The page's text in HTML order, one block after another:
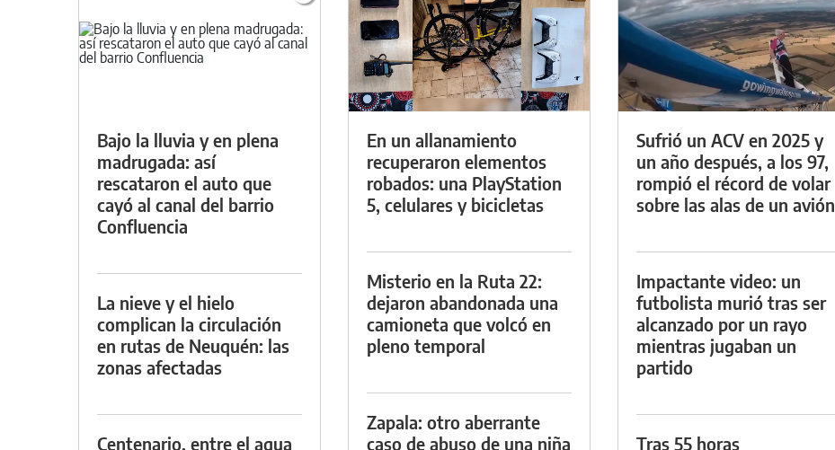
Bajo la lluvia y en plena
madrugada: así
rescataron el auto que
cayó al canal del barrio
Confluencia
La nieve y el hielo
complican la circulación
en rutas de Neuquén: las
zonas afectadas
Centenario, entre el agua
En un allanamiento
recuperaron elementos
robados: una PlayStation
5, celulares y bicicletas
Misterio en la Ruta 22:
dejaron abandonada una
camioneta que volcó en
pleno temporal
Zapala: otro aberrante
caso de abuso de una niña
Sufrió un ACV en 2025 y
un año después, a los 97,
rompió el récord de volar
sobre las alas de un avión
Impactante video: un
futbolista murió tras ser
alcanzado por un rayo
mientras jugaban un
partido
Tras 55 horas